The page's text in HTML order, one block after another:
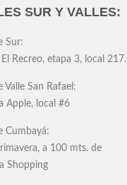
SUR Y VALLES:
Sur:
El Recreo, etapa 3, local 217.
Valle San Rafael:
Apple, local #6
Cumbayá:
a 100 mts. de
Shopping